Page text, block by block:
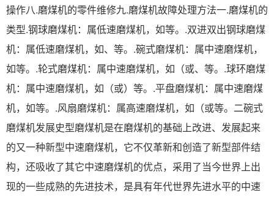
操作八.磨煤机的零件维修九.磨煤机故障处理方法一.磨煤机的
类型.钢球磨煤机：属低速磨煤机，如等。.双进双出钢球磨煤
机：属低速磨煤机，如、等。.碗式磨煤机：属中速磨煤机，
如等。.轮式磨煤机：属中速磨煤机，如（或、等。.球环磨煤
机：属中速磨煤机，如（或）等。.平盘磨煤机：属中速磨煤
机，如等。.风扇磨煤机：属高速磨煤机，如（或等。二碗式
磨煤机发展史型磨煤机是在磨煤机的基础上改进、发展起来
的又一种新型中速磨煤机，它不仅革新和创造了新型部件结
构，还吸收了其它中速磨煤机的优点，采用了当今世界上出
现的一些成熟的先进技术，是具有年代世界先进水平的中速